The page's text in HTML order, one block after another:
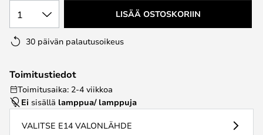
1 LISÄÄ OSTOSKORIIN
30 päivän palautusoikeus
Toimitustiedot
Toimitusaika: 2-4 viikkoa
Ei sisällä lamppua/ lamppuja
VALITSE E14 VALONLÄHDE